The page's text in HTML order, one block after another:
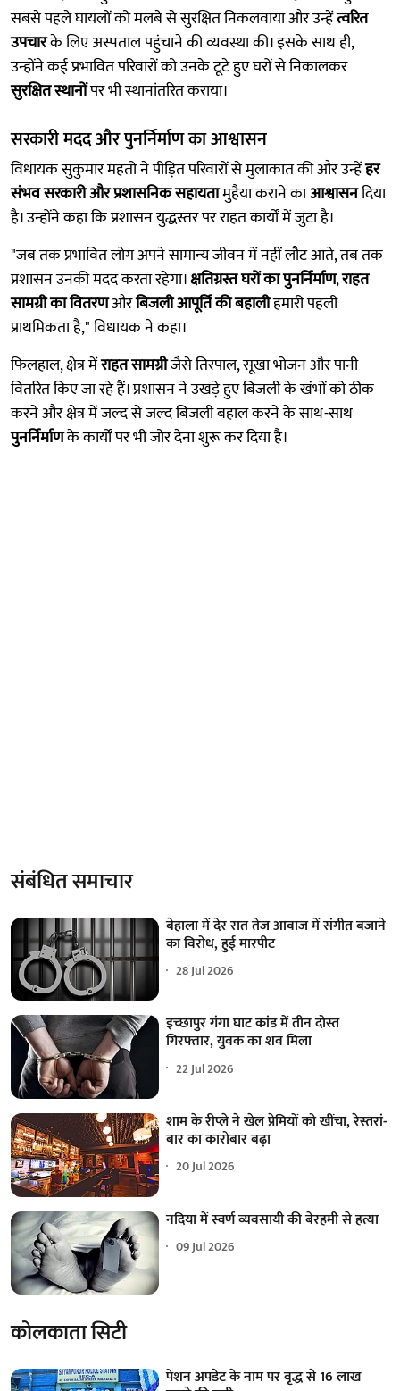
सबसे पहले घायलों को मलबे से सुरक्षित निकलवाया और उन्हेंत्वरित
उपचारके लिए अस्पताल पहुंचाने की व्यवस्था की। इसके साथ ही,
उन्होंने कई प्रभावित परिवारों को उनके टूटे हुए घरों से निकालकर
सुरक्षित स्थानोंपर भी स्थानांतरित कराया।
सरकारी मदद और पुनर्निर्माण का आश्वासन
विधायक सुकुमार महतो ने पीड़ित परिवारों से मुलाकात की और उन्हेंहर
संभव सरकारी और प्रशासनिक सहायतामुहैया कराने काआश्वासनदिया
है। उन्होंने कहा कि प्रशासन युद्धस्तर पर राहत कार्यों में जुटा है।
"जब तक प्रभावित लोग अपने सामान्य जीवन में नहीं लौट आते, तब तक
प्रशासन उनकी मदद करता रहेगा।क्षतिग्रस्त घरों का पुनर्निर्माण,राहत
सामग्री का वितरणऔरबिजली आपूर्ति की बहालीहमारी पहली
प्राथमिकता है," विधायक ने कहा।
फिलहाल, क्षेत्र मेंराहत सामग्रीजैसे तिरपाल, सूखा भोजन और पानी
वितरित किए जा रहे हैं। प्रशासन ने उखड़े हुए बिजली के खंभों को ठीक
करने और क्षेत्र में जल्द से जल्द बिजली बहाल करने के साथ-साथ
पुनर्निर्माणके कार्यों पर भी जोर देना शुरू कर दिया है।
संबंधित समाचार
बेहाला में देर रात तेज आवाज में संगीत बजाने
का विरोध, हुई मारपीट
28 Jul 2026
इच्छापुर गंगा घाट कांड में तीन दोस्त
गिरफ्तार, युवक का शव मिला
22 Jul 2026
शाम के रीप्ले ने खेल प्रेमियों को खींचा, रेस्तरां-
बार का कारोबार बढ़ा
20 Jul 2026
नदिया में स्वर्ण व्यवसायी की बेरहमी से हत्या
09 Jul 2026
कोलकाता सिटी
पेंशन अपडेट के नाम पर वृद्ध से 16 लाख